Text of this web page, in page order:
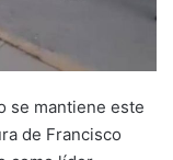
se mantiene este
de Francisco